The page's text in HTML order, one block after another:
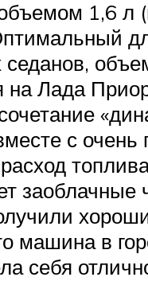
1,6 л
седанов,
на Лада
с
заоблачные
машина в
себя